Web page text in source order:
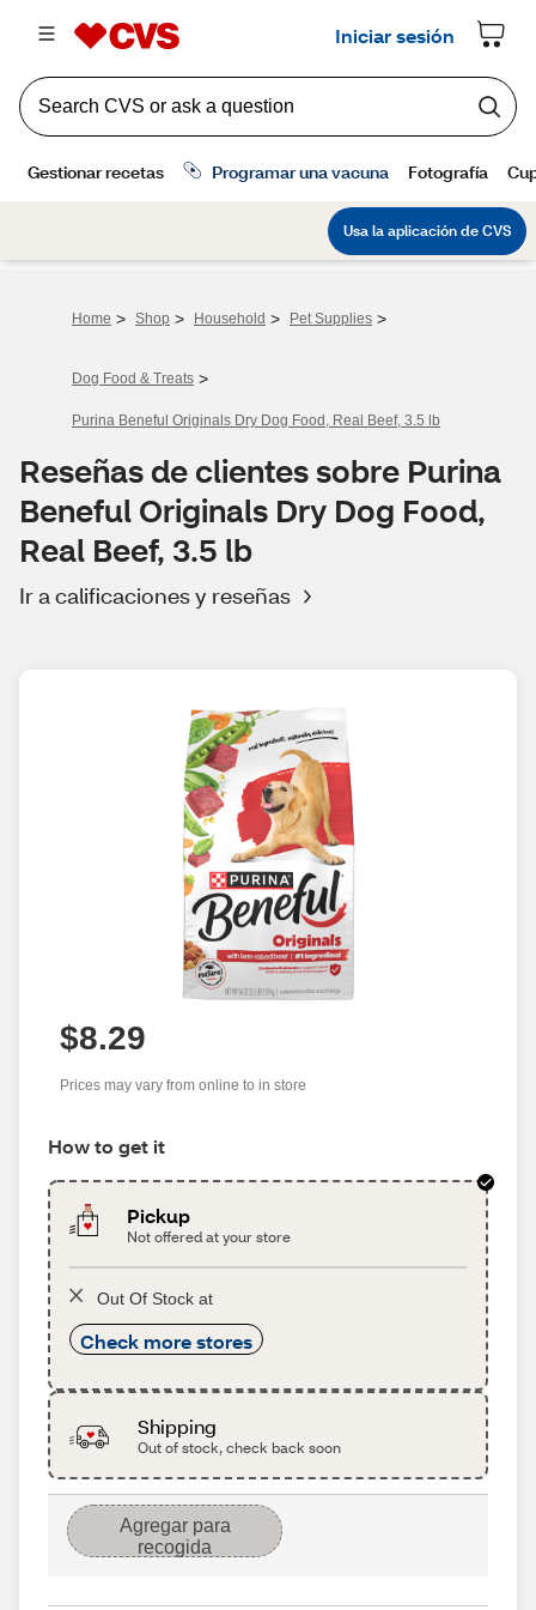
Home > Shop > Household > Pet Supplies >
Dog Food & Treats >
Purina Beneful Originals Dry Dog Food, Real Beef, 3.5 lb
Reseñas de clientes sobre Purina
Beneful Originals Dry Dog Food,
Real Beef, 3.5 lb
Ir a calificaciones y reseñas
$8.29
Prices may vary from online to in store
How to get it
Pickup
Not offered at your store
Out Of Stock at
Check more stores
Shipping
Out of stock, check back soon
Agregar para
recogida